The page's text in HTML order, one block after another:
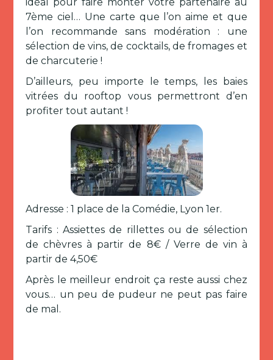
7ème ciel… Une carte que l’on aime et que
l’on recommande sans modération : une
sélection de vins, de cocktails, de fromages et
de charcuterie !
D’ailleurs, peu importe le temps, les baies
vitrées du rooftop vous permettront d’en
profiter tout autant !
Adresse : 1 place de la Comédie, Lyon 1er.
Tarifs : Assiettes de rillettes ou de sélection
de chèvres à partir de 8€ / Verre de vin à
partir de 4,50€
Après le meilleur endroit ça reste aussi chez
vous… un peu de pudeur ne peut pas faire
de mal.